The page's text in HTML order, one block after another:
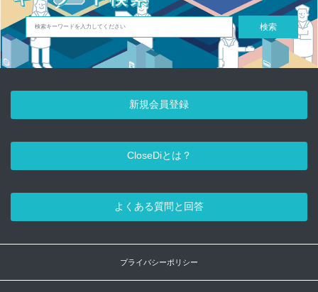
検索
新規会員登録
CloseDiとは？
よくある質問と回答
プライバシーポリシー